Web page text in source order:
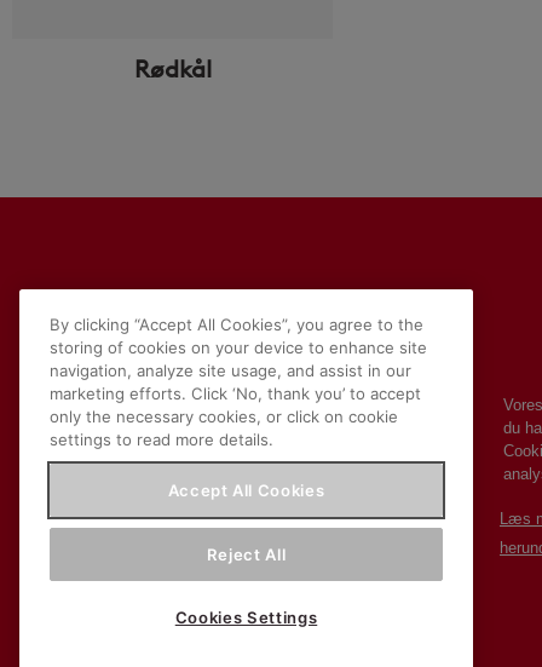
Rødkål
Om Beauvais
Fødevarestyrelsens smiley-rapporter
du
Læs
By clicking “Accept All Cookies”, you agree to the
storing of cookies on your device to enhance site
navigation, analyze site usage, and assist in our
marketing efforts. Click ‘No, thank you’ to accept
only the necessary cookies, or click on cookie
settings to read more details.
Accept All Cookies
Reject All
Cookies Settings